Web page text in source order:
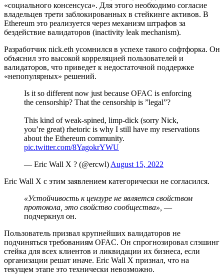
«социального консенсуса». Для этого необходимо согласие
владельцев трети заблокированных в стейкинге активов. В
Ethereum это реализуется через механизм штрафов за
бездействие валидаторов (inactivity leak mechanism).
Разработчик nick.eth усомнился в успехе такого софтфорка. Он
объяснил это высокой корреляцией пользователей и
валидаторов, что приведет к недостаточной поддержке
«непопулярных» решений.
Is it so different now just because OFAC is enforcing
the censorship? That the censorship is ”legal”?
This kind of weak-spined, limp-dick (sorry Nick,
you’re great) rhetoric is why I still have my reservations
about the Ethereum community.
pic.twitter.com/8YagokrYWU
— Eric Wall X ? (@ercwl) August 15, 2022
Eric Wall X с этим заявлением категорически не согласился.
«Устойчивость к цензуре не является свойством
протокола, это свойство сообщества», —
подчеркнул он.
Пользователь призвал крупнейших валидаторов не
подчиняться требованиям OFAC. Он спрогнозировал слэшинг
стейка для всех клиентов и ликвидации их бизнеса, если
организации решат иначе. Eric Wall X признал, что на
текущем этапе это технически невозможно.